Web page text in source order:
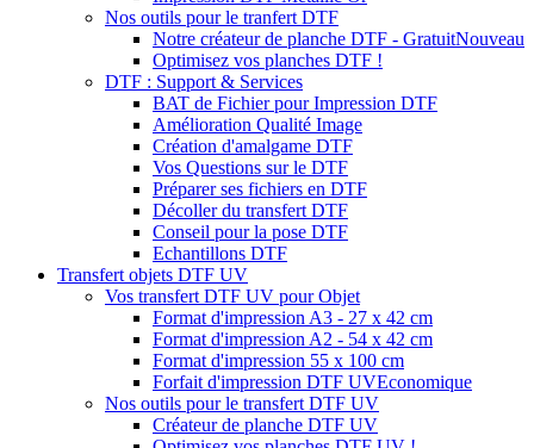
Nos outils pour le tranfert DTF
Notre créateur de planche DTF - GratuitNouveau
Optimisez vos planches DTF !
DTF : Support & Services
BAT de Fichier pour Impression DTF
Amélioration Qualité Image
Création d'amalgame DTF
Vos Questions sur le DTF
Préparer ses fichiers en DTF
Décoller du transfert DTF
Conseil pour la pose DTF
Echantillons DTF
Transfert objets DTF UV
Vos transfert DTF UV pour Objet
Format d'impression A3 - 27 x 42 cm
Format d'impression A2 - 54 x 42 cm
Format d'impression 55 x 100 cm
Forfait d'impression DTF UVEconomique
Nos outils pour le transfert DTF UV
Créateur de planche DTF UV